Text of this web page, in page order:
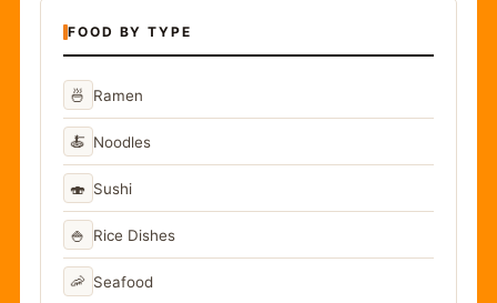
FOOD BY TYPE
🍜 Ramen
🍝 Noodles
🍣 Sushi
🍚 Rice Dishes
🦐 Seafood